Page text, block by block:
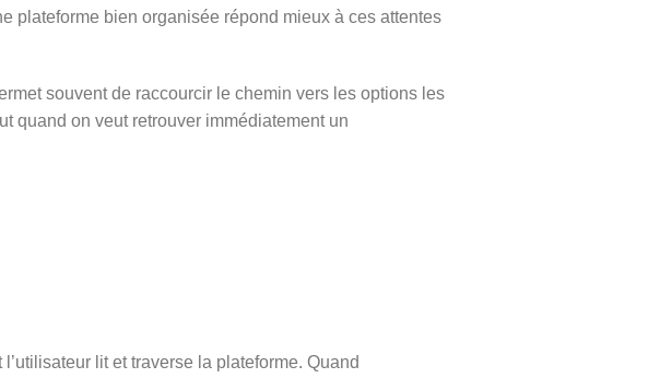
plateforme bien organisée répond mieux à ces attentes
souvent de raccourcir le chemin vers les options les
quand on veut retrouver immédiatement un
lit et traverse la plateforme. Quand